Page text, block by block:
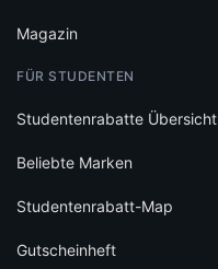
Magazin
FÜR STUDENTEN
Studentenrabatte Übersicht
Beliebte Marken
Studentenrabatt-Map
Gutscheinheft